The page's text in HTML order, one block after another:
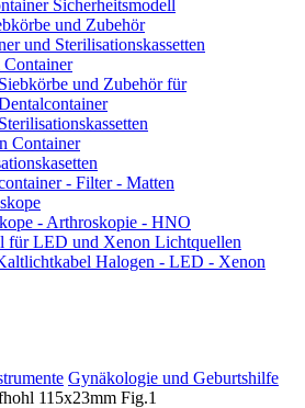
Sicherheitsmodell
und Zubehör
und Sterilisationskassetten
Container
Siebkörbe und Zubehör für
Container
- Filter - Matten
- Arthroskopie - HNO
für LED und Xenon Lichtquellen
Halogen - LED - Xenon
Gynäkologie und Geburtshilfe
115x23mm Fig.1